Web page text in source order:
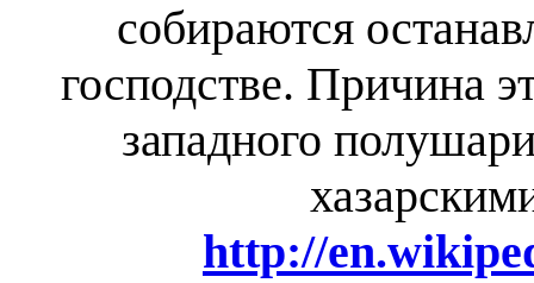
собираются
господстве. Причина
западного
http://